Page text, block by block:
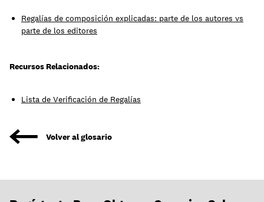
Acceso clientes
Regalías de composición explicadas: parte de los autores vs
parte de los editores
Recursos Relacionados:
Lista de Verificación de Regalías
Volver al glosario